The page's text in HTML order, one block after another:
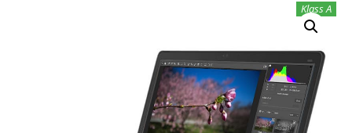
Klass A